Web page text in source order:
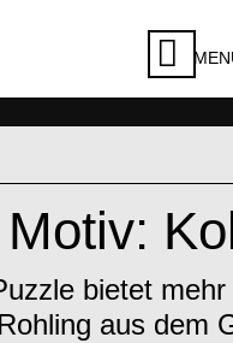
bietet
aus dem